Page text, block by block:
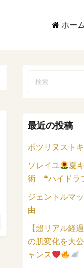
ホー
最近の投稿
ボツリヌスト
ソレイユ 夏
術 ❝ハイドラ
ジェントルマ
由
【超リアル経
の肌変化を大
ャンス